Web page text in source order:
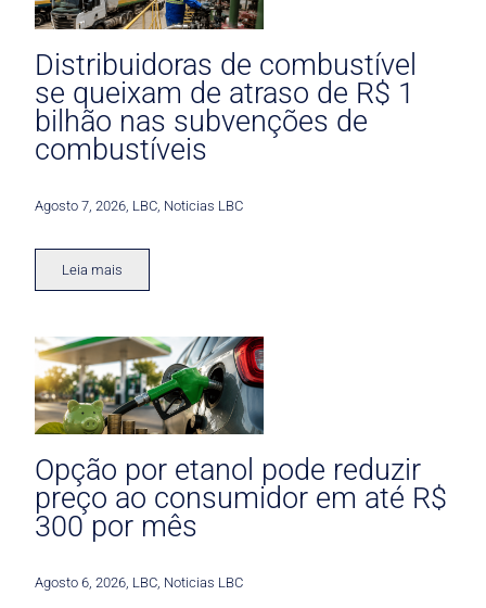
Distribuidoras de combustível
se queixam de atraso de R$ 1
bilhão nas subvenções de
combustíveis
Agosto 7, 2026 LBC Noticias LBC
Leia mais
Opção por etanol pode reduzir
preço ao consumidor em até R$
300 por mês
Agosto 6, 2026 LBC Noticias LBC